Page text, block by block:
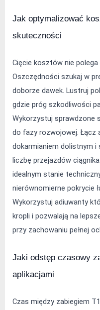
Jak optymalizować
skuteczności
Cięcie kosztów nie
Oszczędności szukaj w
doborze dawek. Lustruj
gdzie próg szkodliwości
Wykorzystuj sprawdzone
do fazy rozwojowej. Łącz
dokarmianiem dolistnym i
liczbę przejazdów
idealnym stanie
nierównomierne pokrycie
Wykorzystuj adiuwanty
kropli i pozwalają na
przy zachowaniu pełnej
Jaki odstęp czasowy
aplikacjami
Czas między zabiegiem